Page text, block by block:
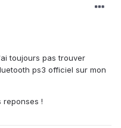
toujours pas trouver
ps3 officiel sur mon
reponses !